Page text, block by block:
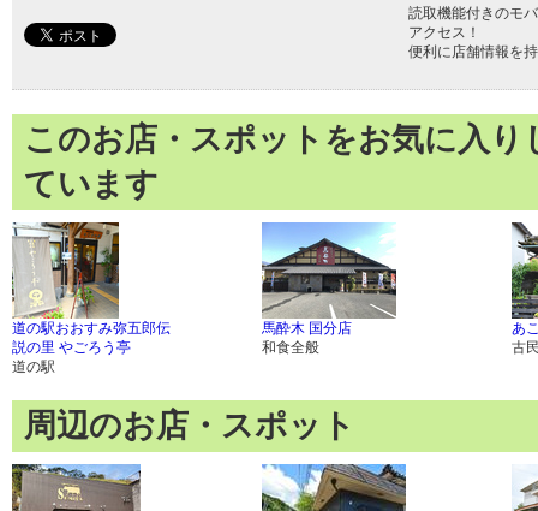
読取機能付きのモ
アクセス！
便利に店舗情報を
このお店・スポットをお気に入
ています
道の駅おおすみ弥五郎伝
説の里 やごろう亭
道の駅
馬酔木 国分店
和食全般
あ
古
周辺のお店・スポット